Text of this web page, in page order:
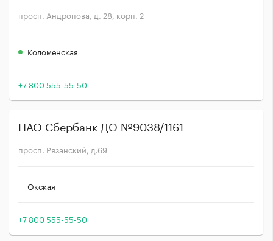
просп. Андропова, д. 28, корп. 2
Коломенская
+7 800 555-55-50
ПАО Сбербанк ДО №9038/1161
просп. Рязанский, д.69
Окская
+7 800 555-55-50